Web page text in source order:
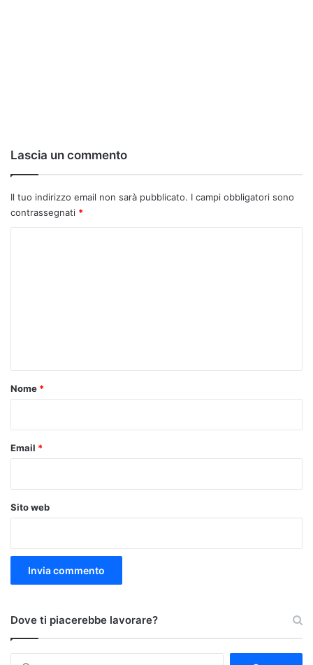
Lascia un commento
Il tuo indirizzo email non sarà pubblicato. I campi obbligatori sono
contrassegnati *
o
Nome *
Email *
Sito web
Dove ti piacerebbe lavorare?